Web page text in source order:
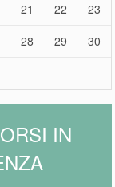
21 22
23
28 29
30
IN